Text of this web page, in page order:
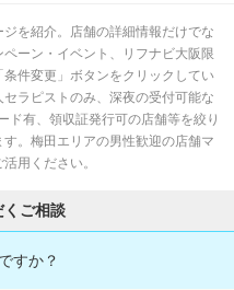
団体様歓迎
半個室あり
シャワー室完備
有資格者在籍
を紹介。店舗の詳細情報だけでな
ーン・イベント、リフナビ大阪限
件変更」ボタンをクリックしてい
ラピストのみ、深夜の受付可能な
ド有、領収証発行可の店舗等を絞り
。梅田エリアの男性歓迎の店舗マ
活用ください。
くご相談
すか？